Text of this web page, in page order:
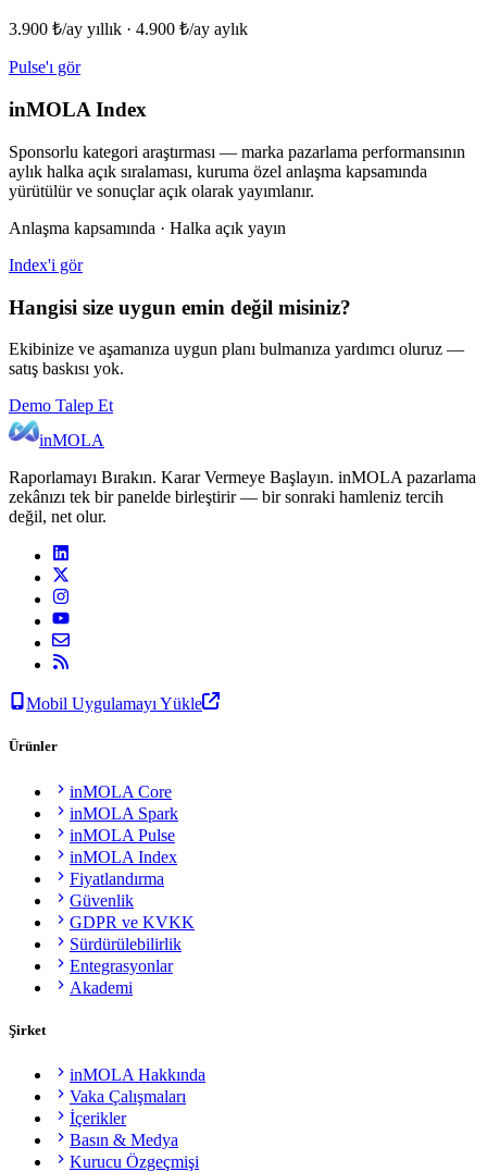
3.900 ₺/ay yıllık · 4.900 ₺/ay aylık
Pulse'ı gör
inMOLA Index
Sponsorlu kategori araştırması — marka pazarlama performansının
aylık halka açık sıralaması, kuruma özel anlaşma kapsamında
yürütülür ve sonuçlar açık olarak yayımlanır.
Anlaşma kapsamında · Halka açık yayın
Index'i gör
Hangisi size uygun emin değil misiniz?
Ekibinize ve aşamanıza uygun planı bulmanıza yardımcı oluruz —
satış baskısı yok.
Demo Talep Et
inMOLA
Raporlamayı Bırakın. Karar Vermeye Başlayın. inMOLA pazarlama
zekânızı tek bir panelde birleştirir — bir sonraki hamleniz tercih
değil, net olur.
Mobil Uygulamayı Yükle
Ürünler
inMOLA Core
inMOLA Spark
inMOLA Pulse
inMOLA Index
Fiyatlandırma
Güvenlik
GDPR ve KVKK
Sürdürülebilirlik
Entegrasyonlar
Akademi
Şirket
inMOLA Hakkında
Vaka Çalışmaları
İçerikler
Basın & Medya
Kurucu Özgeçmişi